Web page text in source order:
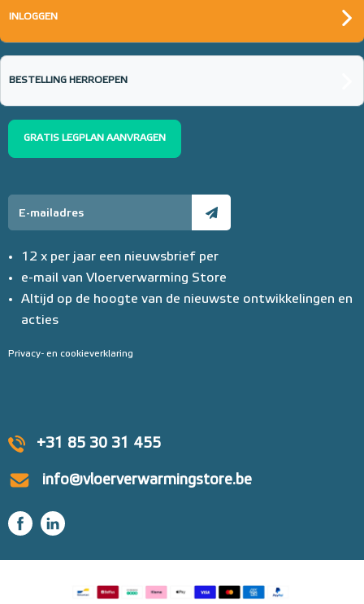
+31 85 30 31 455
info@vloerverwarmingstore.be
INLOGGEN
BESTELLING HERROEPEN
GRATIS LEGPLAN AANVRAGEN
12 x per jaar een nieuwsbrief per
e-mail van Vloerverwarming Store
Altijd op de hoogte van de nieuwste ontwikkelingen en
acties
Privacy- en cookieverklaring